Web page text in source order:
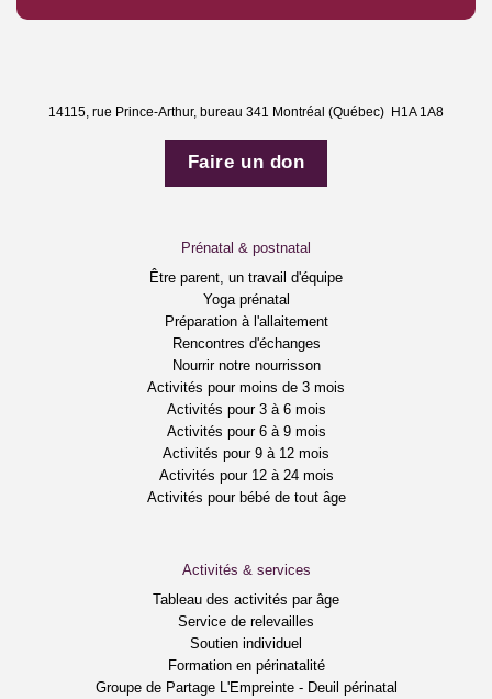
14115, rue Prince-Arthur, bureau 341 Montréal (Québec) H1A 1A8
Faire un don
Prénatal & postnatal
Être parent, un travail d'équipe
Yoga prénatal
Préparation à l'allaitement
Rencontres d'échanges
Nourrir notre nourrisson
Activités pour moins de 3 mois
Activités pour 3 à 6 mois
Activités pour 6 à 9 mois
Activités pour 9 à 12 mois
Activités pour 12 à 24 mois
Activités pour bébé de tout âge
Activités & services
Tableau des activités par âge
Service de relevailles
Soutien individuel
Formation en périnatalité
Groupe de Partage L'Empreinte - Deuil périnatal